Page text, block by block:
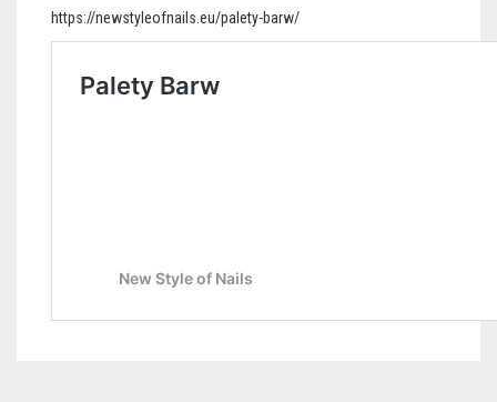
https://newstyleofnails.eu/palety-barw/